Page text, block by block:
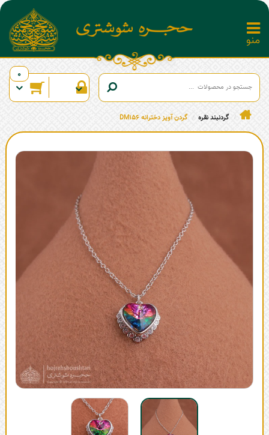
0
گردنبند نقره گردن آویز دخترانه DM156